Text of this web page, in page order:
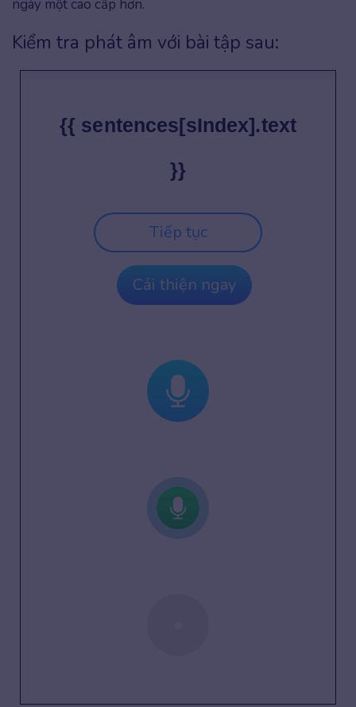
ngày một cao cấp hơn.
Kiểm tra phát âm với bài tập sau:
{{ sentences[sIndex].text
}}
Tiếp tục
Cải thiện ngay